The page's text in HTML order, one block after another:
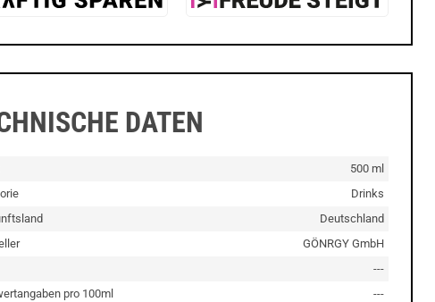
DATEN
500 ml
Drinks
Deutschland
GÖNRGY GmbH
---
pro 100ml
---